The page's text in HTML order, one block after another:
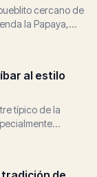
cercano de
la Papaya,
y un
al estilo
típico de la
que